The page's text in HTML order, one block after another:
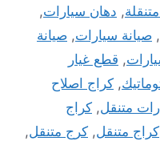
, دهان سيارات,
, صيانة سيارات, صيانة
, قطع غيار
, كراج اصلاح
متنقل, كراج
كراج متنقل, كرج متنقل,